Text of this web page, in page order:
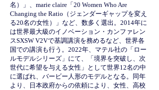
名）」、marie claire「20 Women Who Are
Changing the Ratio（ジェンダーギャップを変え
る20名の女性）」など、数多く選出。2014年に
は世界最大級のイノベーション・カンファレン
スSXSW V2Vで基調講演を務めるなど、世界各
国での講演も行う。2022年、マテル社の「ロー
ルモデルシリーズ」にて、「境界を突破し、次
世代に希望を与える女性」として世界12名の中
に選ばれ、バービー人形のモデルとなる。同年
より、日本政府からの依頼により、女性、高校